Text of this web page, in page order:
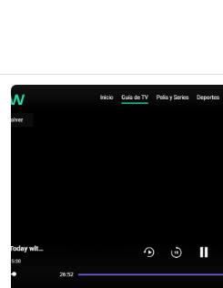
Flow TV | Capital Federal, Buenos Aires